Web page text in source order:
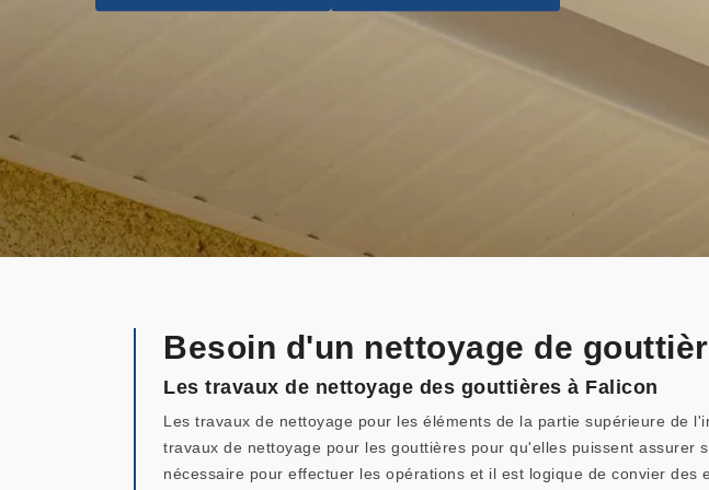
Besoin d'un nettoyage de
Les travaux de nettoyage des gouttières à Falicon
Les travaux de nettoyage pour les éléments de la partie supérieure de
travaux de nettoyage pour les gouttières pour qu'elles puissent
nécessaire pour effectuer les opérations et il est logique de convier